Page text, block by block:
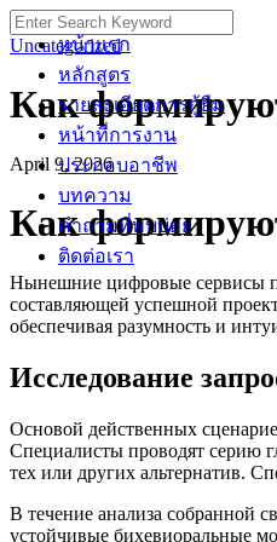
Skip
to
หน้าแรก
หลักสูตร
รายละเอียดการกู้ยืม
หน้าที่การงาน
ประกอบอาชีพ
บทความ
คำถามที่พบบ่อย
ติดต่อเรา
Search
for:
Uncategorized
Как
April 9, 2026
Как
Нынешние цифровые сервисы
составляющей успешной
обеспечивая разумность и
Исследование
Основой действенных
Специалисты проводят серию
тех или других альтернатив.
В течение анализа собранной
устойчивые бихевиоральные